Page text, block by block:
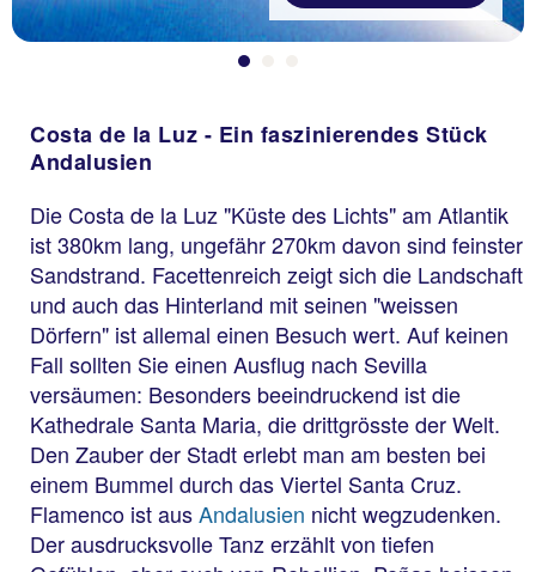
Costa de la Luz - Ein faszinierendes Stück
Andalusien
Die Costa de la Luz "Küste des Lichts" am Atlantik
ist 380km lang, ungefähr 270km davon sind feinster
Sandstrand. Facettenreich zeigt sich die Landschaft
und auch das Hinterland mit seinen "weissen
Dörfern" ist allemal einen Besuch wert. Auf keinen
Fall sollten Sie einen Ausflug nach Sevilla
versäumen: Besonders beeindruckend ist die
Kathedrale Santa Maria, die drittgrösste der Welt.
Den Zauber der Stadt erlebt man am besten bei
einem Bummel durch das Viertel Santa Cruz.
Flamenco ist ausAndalusien nicht wegzudenken.
Der ausdrucksvolle Tanz erzählt von tiefen